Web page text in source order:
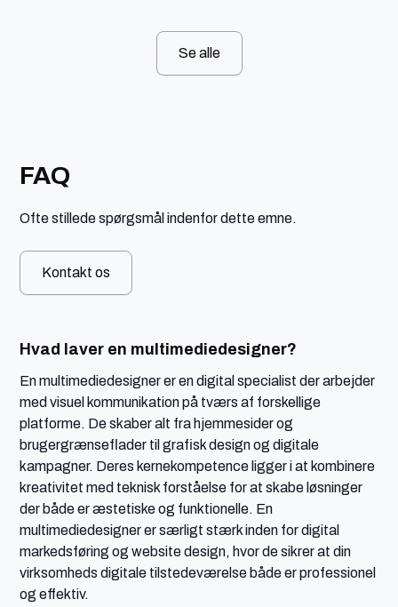
Se alle
FAQ
Ofte stillede spørgsmål indenfor dette emne.
Kontakt os
Hvad laver en multimediedesigner?
En multimediedesigner er en digital specialist der arbejder
med visuel kommunikation på tværs af forskellige
platforme. De skaber alt fra hjemmesider og
brugergrænseflader til grafisk design og digitale
kampagner. Deres kernekompetence ligger i at kombinere
kreativitet med teknisk forståelse for at skabe løsninger
der både er æstetiske og funktionelle. En
multimediedesigner er særligt stærk inden for digital
markedsføring og website design, hvor de sikrer at din
virksomheds digitale tilstedeværelse både er professionel
og effektiv.